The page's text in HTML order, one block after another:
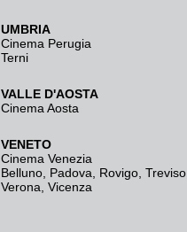
UMBRIA
Cinema Perugia
Terni
VALLE D'AOSTA
Cinema Aosta
VENETO
Cinema Venezia
Belluno Padova Rovigo Treviso
Verona Vicenza